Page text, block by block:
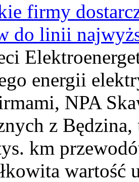
firmy
do linii
energii
NPA
z
km